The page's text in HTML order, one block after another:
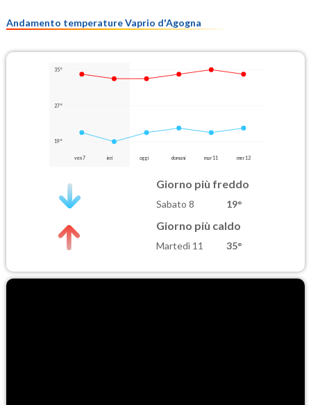
Andamento temperature Vaprio d'Agogna
35°
27°
19°
ven 7 ieri oggi domani mar 11 mer 12
Giorno più freddo
Sabato 8 19°
Giorno più caldo
Martedì 11 35°